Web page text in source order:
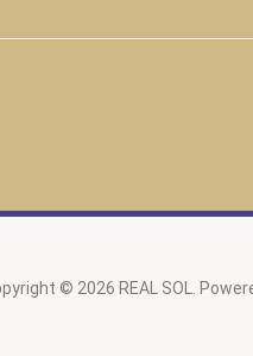
© 2026 REAL SOL.